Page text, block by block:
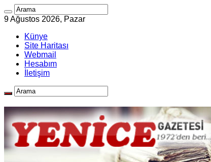
9 Ağustos 2026, Pazar
Künye
Site Haritası
Webmail
Hesabım
İletişim